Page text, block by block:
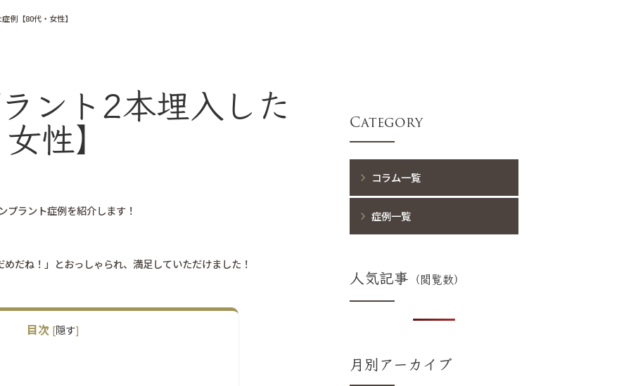
例【80代・女性】
ント2本埋入した
性】
ラント症例を紹介します！
だね！」とおっしゃられ、満足していただけました！
目次 [隠す]
Category
コラム一覧
症例一覧
人気記事
月別アーカイブ